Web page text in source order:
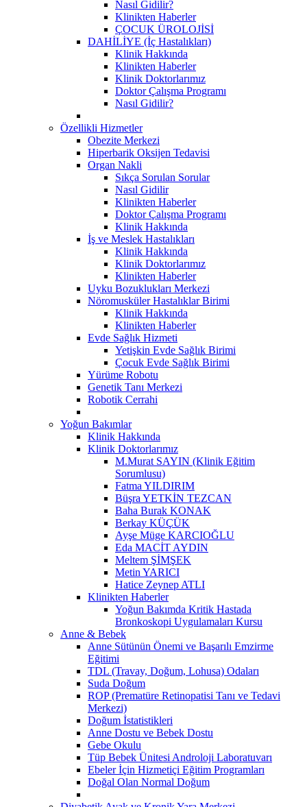
Nasıl Gidilir?
Klinikten Haberler
ÇOCUK ÜROLOJİSİ
DAHİLİYE (İç Hastalıkları)
Klinik Hakkında
Klinikten Haberler
Klinik Doktorlarımız
Doktor Çalışma Programı
Nasıl Gidilir?
Özellikli Hizmetler
Obezite Merkezi
Hiperbarik Oksijen Tedavisi
Organ Nakli
Sıkça Sorulan Sorular
Nasıl Gidilir
Klinikten Haberler
Doktor Çalışma Programı
Klinik Hakkında
İş ve Meslek Hastalıkları
Klinik Hakkında
Klinik Doktorlarımız
Klinikten Haberler
Uyku Bozuklukları Merkezi
Nöromusküler Hastalıklar Birimi
Klinik Hakkında
Klinikten Haberler
Evde Sağlık Hizmeti
Yetişkin Evde Sağlık Birimi
Çocuk Evde Sağlık Birimi
Yürüme Robotu
Genetik Tanı Merkezi
Robotik Cerrahi
Yoğun Bakımlar
Klinik Hakkında
Klinik Doktorlarımız
M.Murat SAYIN (Klinik Eğitim
Sorumlusu)
Fatma YILDIRIM
Büşra YETKİN TEZCAN
Baha Burak KONAK
Berkay KÜÇÜK
Ayşe Müge KARCIOĞLU
Eda MACİT AYDIN
Meltem ŞİMŞEK
Metin YARICI
Hatice Zeynep ATLI
Klinikten Haberler
Yoğun Bakımda Kritik Hastada
Bronkoskopi Uygulamaları Kursu
Anne & Bebek
Anne Sütünün Önemi ve Başarılı Emzirme
Eğitimi
TDL (Travay, Doğum, Lohusa) Odaları
Suda Doğum
ROP (Prematüre Retinopatisi Tanı ve Tedavi
Merkezi)
Doğum İstatistikleri
Anne Dostu ve Bebek Dostu
Gebe Okulu
Tüp Bebek Ünitesi Androloji Laboratuvarı
Ebeler İçin Hizmetiçi Eğitim Programları
Doğal Olan Normal Doğum